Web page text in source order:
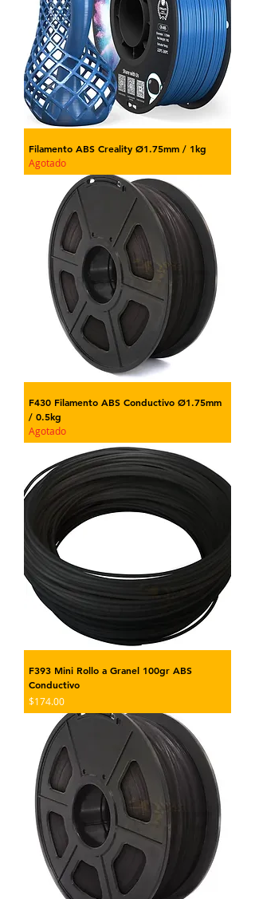
Filamento ABS Creality Ø1.75mm / 1kg
Agotado
F430 Filamento ABS Conductivo Ø1.75mm
/ 0.5kg
Agotado
F393 Mini Rollo a Granel 100gr ABS
Conductivo
Precio
$174.00